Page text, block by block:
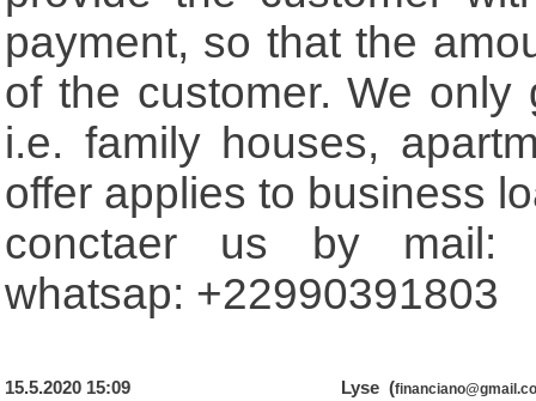
payment, so that the
of the customer. We only
i.e. family houses,
offer applies to business
conctaer us by mail:
whatsap: +22990391803
15.5.2020 15:09 Lyse (